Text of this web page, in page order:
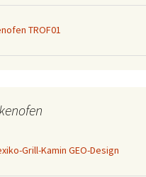
TROF01
Grill-Kamin GEO-Design